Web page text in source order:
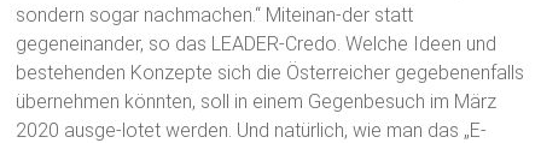
sondern sogar nachmachen.“ Miteinan-der statt
gegeneinander, so das LEADER-Credo. Welche Ideen und
bestehenden Konzepte sich die Österreicher gegebenenfalls
übernehmen könnten, soll in einem Gegenbesuch im März
2020 ausge-lotet werden. Und natürlich, wie man das „E-